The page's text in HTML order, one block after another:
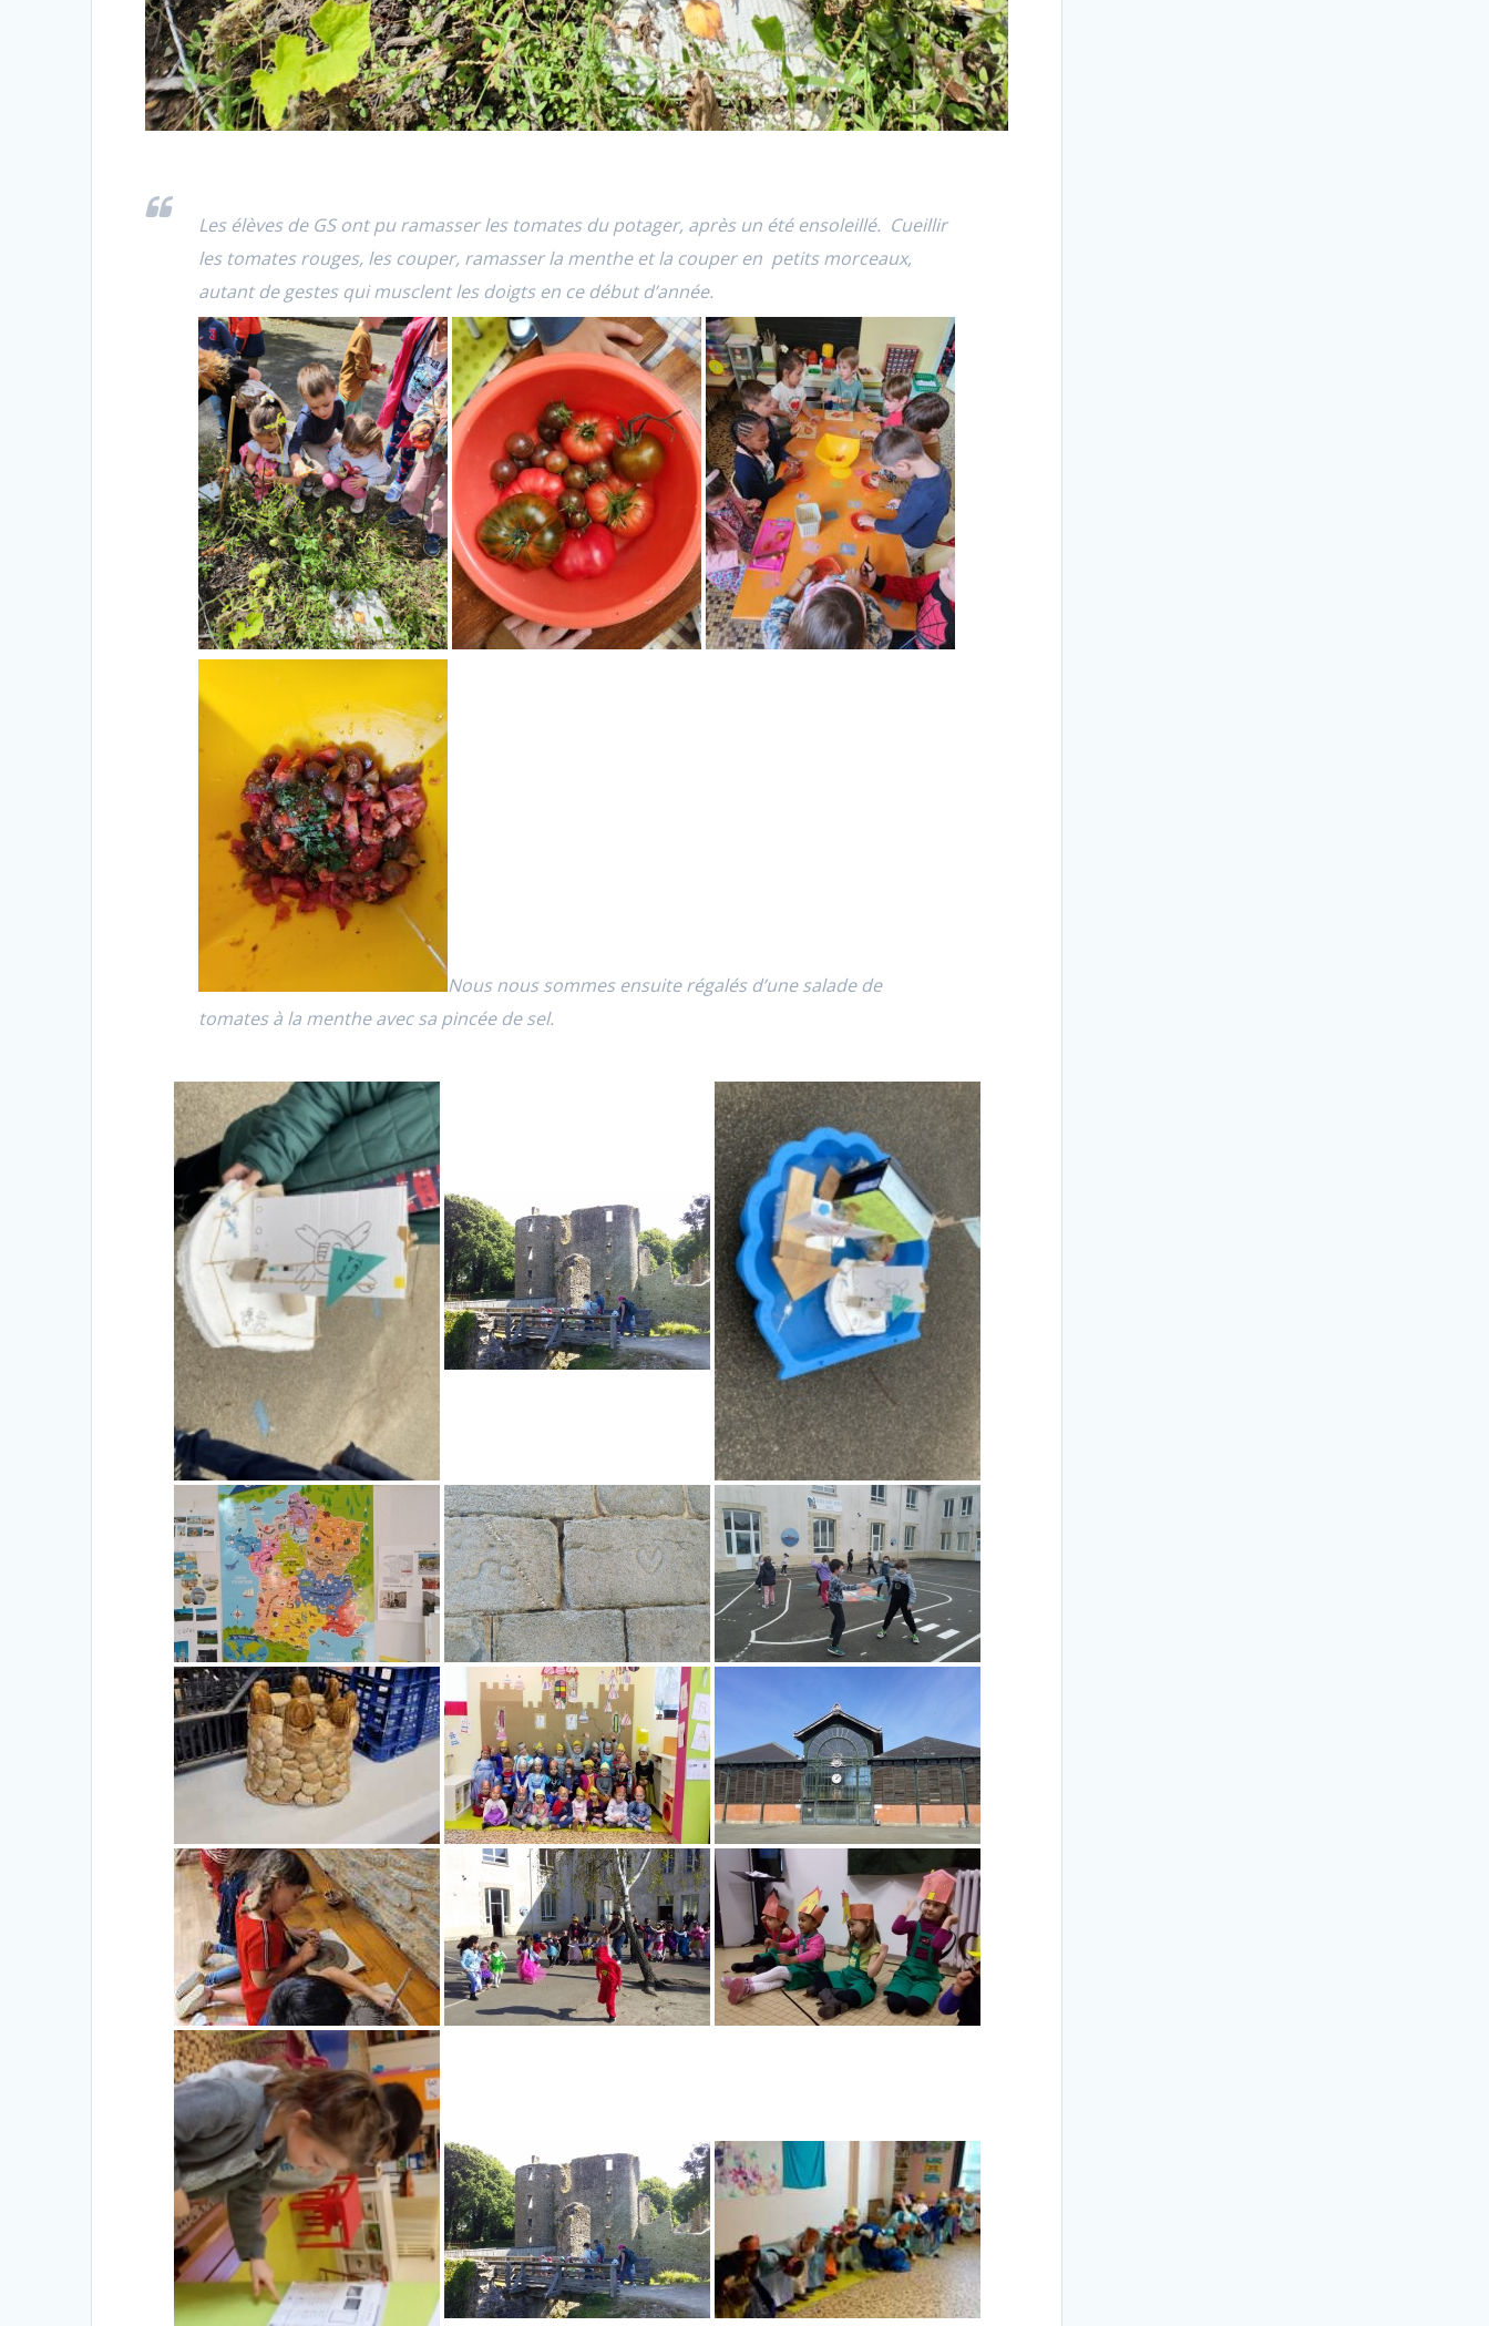
Les élèves de GS ont pu ramasser les tomates du potager, après un été ensoleillé. Cueillir
les tomates rouges, les couper, ramasser la menthe et la couper en petits morceaux,
autant de gestes qui musclent les doigts en ce début d’année.
Nous nous sommes ensuite régalés d’une salade de
tomate‏s à la menthe avec sa pincée de sel.